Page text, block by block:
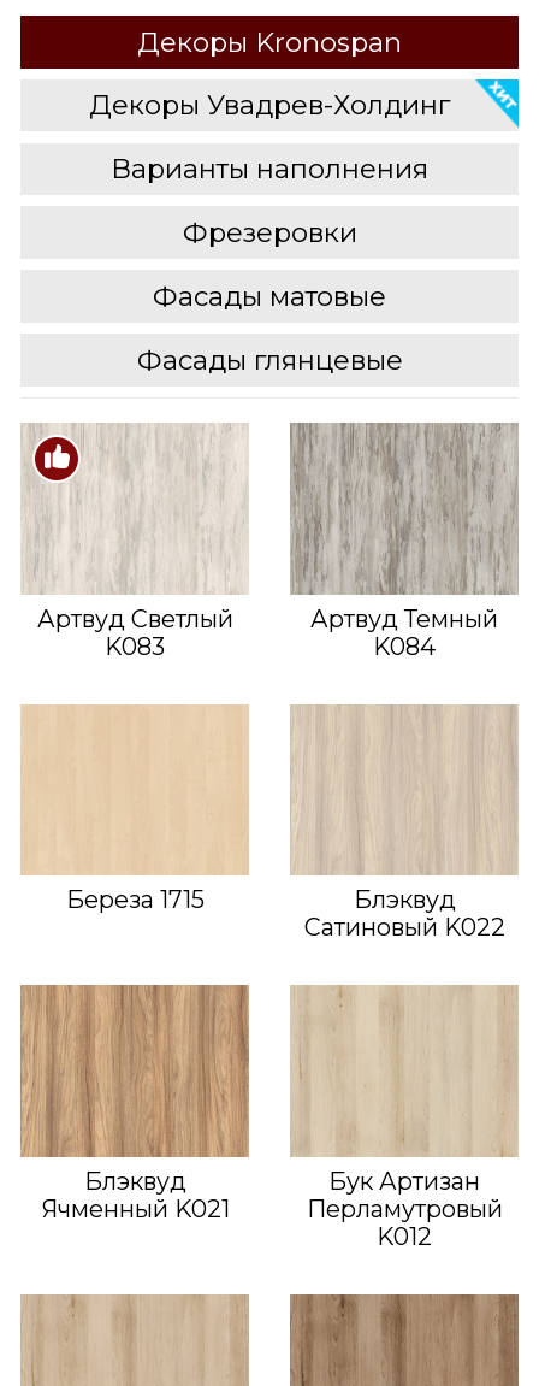
Декоры Kronospan
Декоры Увадрев-Холдинг
Варианты наполнения
Фрезеровки
Фасады матовые
Фасады глянцевые
Артвуд Светлый
K083
Артвуд Темный
K084
Береза 1715
Блэквуд
Сатиновый K022
Блэквуд
Ячменный K021
Бук Артизан
Перламутровый
K012